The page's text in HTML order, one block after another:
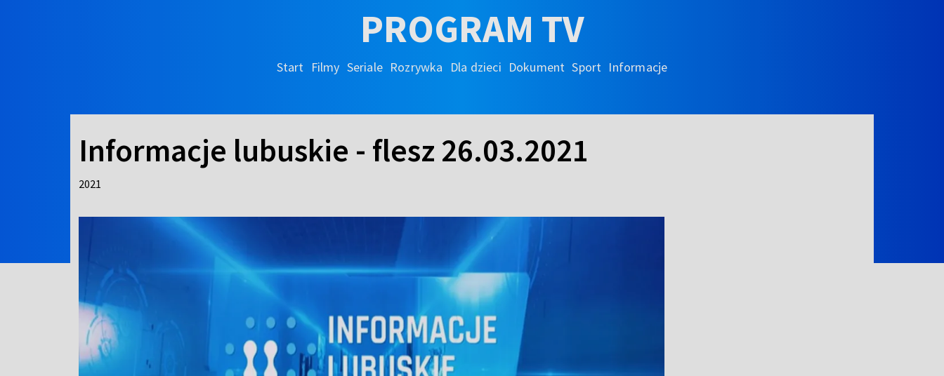
PROGRAM TV
Start Filmy Seriale Rozrywka Dla dzieci Dokument Sport Informacje
Informacje lubuskie - flesz 26.03.2021
2021